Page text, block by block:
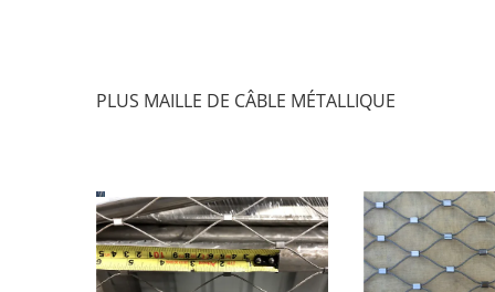
PLUS MAILLE DE CÂBLE MÉTALLIQUE